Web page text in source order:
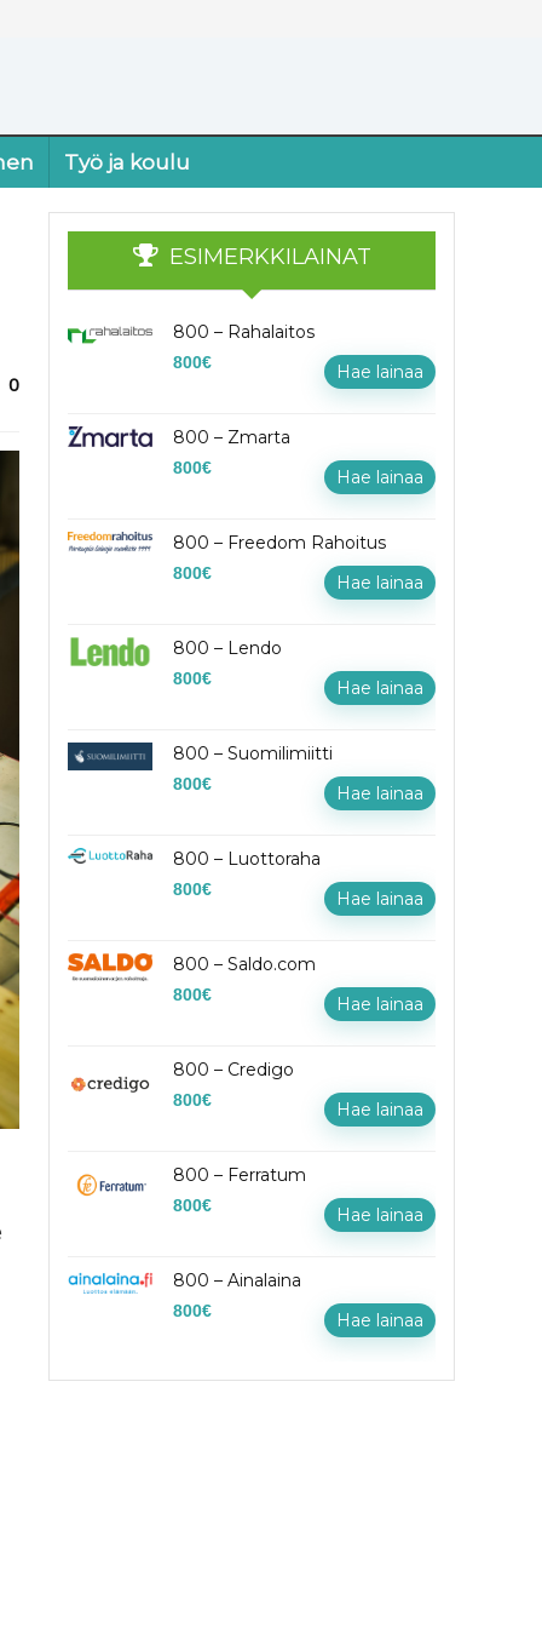
Työ ja koulu
0
ESIMERKKILAINAT
800 – Rahalaitos
800€ Hae lainaa
800 – Zmarta
800€ Hae lainaa
800 – Freedom Rahoitus
800€ Hae lainaa
800 – Lendo
800€ Hae lainaa
800 – Suomilimiitti
800€ Hae lainaa
800 – Luottoraha
800€ Hae lainaa
800 – Saldo.com
800€ Hae lainaa
800 – Credigo
800€ Hae lainaa
800 – Ferratum
800€ Hae lainaa
800 – Ainalaina
800€ Hae lainaa